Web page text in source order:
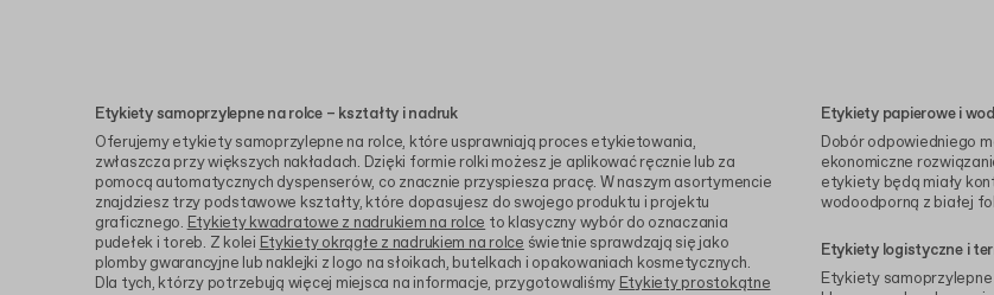
Etykiety samoprzylepne na rolce – kształty i nadruk
Oferujemy etykiety samoprzylepne na rolce, które usprawniają proces etykietowania,
zwłaszcza przy większych nakładach. Dzięki formie rolki możesz je aplikować ręcznie lub za
pomocą automatycznych dyspenserów, co znacznie przyspiesza pracę. W naszym asortymencie
znajdziesz trzy podstawowe kształty, które dopasujesz do swojego produktu i projektu
graficznego. Etykiety kwadratowe z nadrukiem na rolce to klasyczny wybór do oznaczania
pudełek i toreb. Z kolei Etykiety okrągłe z nadrukiem na rolce świetnie sprawdzają się jako
plomby gwarancyjne lub naklejki z logo na słoikach, butelkach i opakowaniach kosmetycznych.
Dla tych, którzy potrzebują więcej miejsca na informacje, przygotowaliśmy Etykiety prostokątne
Etykiety papierowe i
Dobór odpowiedniego
ekonomiczne
etykiety będą miały
wodoodporną z białej
Etykiety logistyczne i
Etykiety